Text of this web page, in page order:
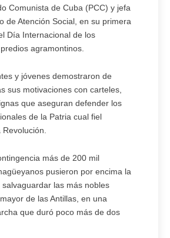
Comunista de Cuba (PCC) y jefa
de Atención Social, en su primera
Día Internacional de los
agramontinos.
y jóvenes demostraron de
sus motivaciones con carteles,
que aseguran defender los
de la Patria cual fiel
más de 200 mil
pusieron por encima la
las más nobles
de las Antillas, en una
que duró poco más de dos